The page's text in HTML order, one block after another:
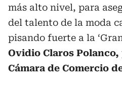
más alto nivel, para
del talento de la moda
pisando fuerte a la
Ovidio Claros
Cámara de Comercio